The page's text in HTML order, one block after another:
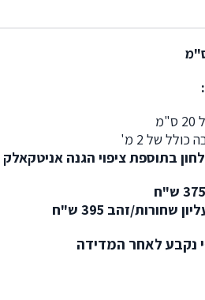
בתוספת ציפוי הגנה
שחורות/זהב 395 ש"ח
נקבע לאחר המדידה